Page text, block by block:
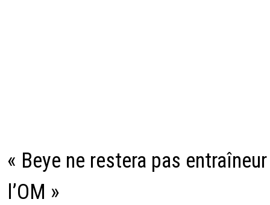
« Beye ne restera pas
l’OM »